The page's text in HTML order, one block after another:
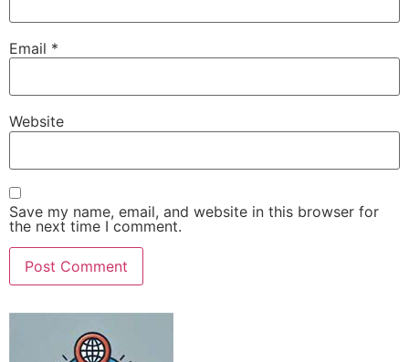
Email *
Website
Save my name, email, and website in this browser for
the next time I comment.